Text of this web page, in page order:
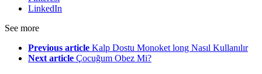
LinkedIn
See more
Previous article Kalp Dostu Monoket long Nasıl Kullanılır
Next article Çocuğum Obez Mi?